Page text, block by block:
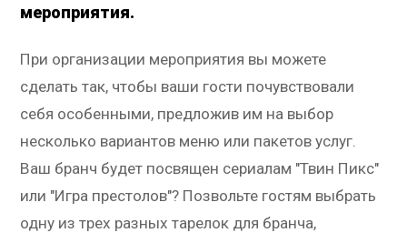
мероприятия.
При организации мероприятия вы можете
сделать так, чтобы ваши гости почувствовали
себя особенными, предложив им на выбор
несколько вариантов меню или пакетов услуг.
Ваш бранч будет посвящен сериалам "Твин Пикс"
или "Игра престолов"? Позвольте гостям выбрать
одну из трех разных тарелок для бранча,